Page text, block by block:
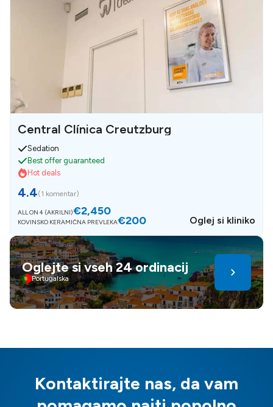
Central Clínica Creutzburg
Sedation
Best offer guaranteed
Hot deals
4.4(1 komentar)
ALL ON 4 (AKRILNI)€2,450
KOVINSKO KERAMIČNA PREVLEKA€200 Oglej si kliniko
Oglejte si vseh 24 ordinacij
Portugalska
Kontaktirajte nas, da vam